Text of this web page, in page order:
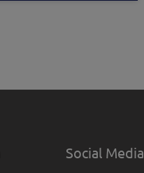
Social Media